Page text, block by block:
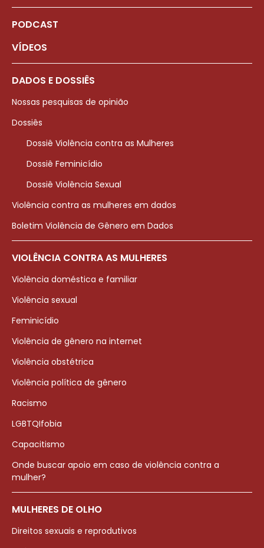
PODCAST
VÍDEOS
DADOS E DOSSIÊS
Nossas pesquisas de opinião
Dossiês
Dossiê Violência contra as Mulheres
Dossiê Feminicídio
Dossiê Violência Sexual
Violência contra as mulheres em dados
Boletim Violência de Gênero em Dados
VIOLÊNCIA CONTRA AS MULHERES
Violência doméstica e familiar
Violência sexual
Feminicídio
Violência de gênero na internet
Violência obstétrica
Violência política de gênero
Racismo
LGBTQIfobia
Capacitismo
Onde buscar apoio em caso de violência contra a
mulher?
MULHERES DE OLHO
Direitos sexuais e reprodutivos